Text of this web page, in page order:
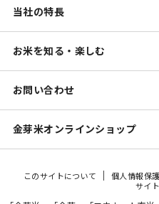
当社の特長
お米を知る・楽しむ
お問い合わせ
金芽米オンラインショップ
このサイトについて 個人情報保
サイ